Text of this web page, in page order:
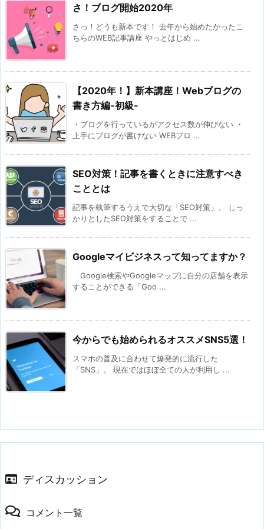
さ！ブログ開始2020年
さっ！どうも新本です！ 去年から始めたかったこ
ちらのWEB記事講座 やっとはじめ ...
【2020年！】新本講座！Webブログの
書き方編-初級-
・ブログを行っているがアクセス数が伸びない ・
上手にブログが書けない WEBブロ ...
SEO対策！記事を書くときに注意すべき
こととは
記事を執筆するうえで大切な「SEO対策」。 しっ
かりとしたSEO対策をすることで ...
Googleマイビジネスって知ってますか？
Google検索やGoogleマップに自分の店舗を表示
することができる「Goo ...
今からでも始められるオススメSNS5選！
スマホの普及に合わせて爆発的に流行した
「SNS」。 現在ではほぼ全ての人が利用し ...
ディスカッション
コメント一覧